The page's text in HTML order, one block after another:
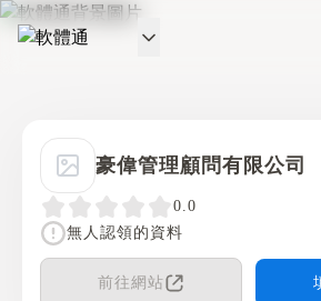
軟體通
豪偉管理顧問有限公司
0.0
無人認領的資料
前往網站